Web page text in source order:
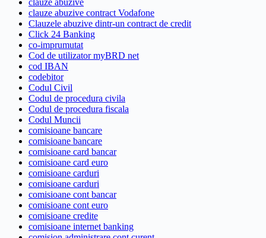
clauze abuzive contract Vodafone
Clauzele abuzive dintr-un contract de credit
Click 24 Banking
co-imprumutat
Cod de utilizator myBRD net
cod IBAN
codebitor
Codul Civil
Codul de procedura civila
Codul de procedura fiscala
Codul Muncii
comisioane bancare
comisioane bancare
comisioane card bancar
comisioane card euro
comisioane carduri
comisioane carduri
comisioane cont bancar
comisioane cont euro
comisioane credite
comisioane internet banking